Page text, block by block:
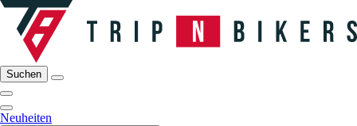
Suchen
Neuheiten